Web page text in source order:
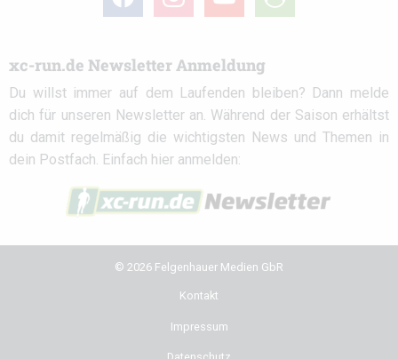
circle
xc-run.de Newsletter Anmeldung
Du willst immer auf dem Laufenden bleiben? Dann melde
dich für unseren Newsletter an. Während der Saison erhältst
du damit regelmäßig die wichtigsten News und Themen in
dein Postfach. Einfach hier anmelden:
© 2026 Felgenhauer Medien GbR
Kontakt
Impressum